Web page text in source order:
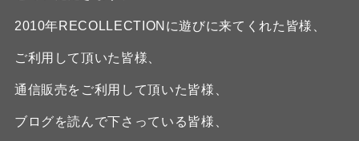
2010年RECOLLECTIONに遊びに来てくれた皆様、
ご利用して頂いた皆様、
通信販売をご利用して頂いた皆様、
ブログを読んで下さっている皆様、